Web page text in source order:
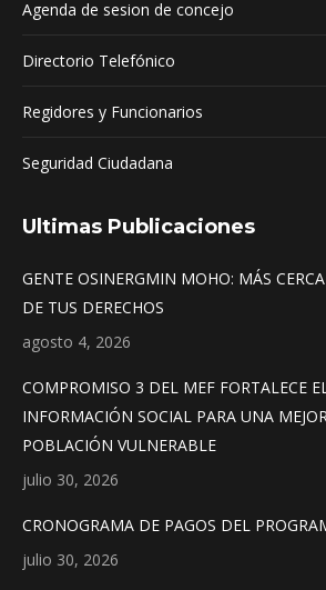
Agenda de sesion de concejo
Directorio Telefónico
Regidores y Funcionarios
Seguridad Ciudadana
Ultimas Publicaciones
GENTE OSINERGMIN MOHO: MÁS
DE TUS DERECHOS
agosto 4, 2026
COMPROMISO 3 DEL MEF FORTALECE
INFORMACIÓN SOCIAL PARA UNA
POBLACIÓN VULNERABLE
julio 30, 2026
CRONOGRAMA DE PAGOS DEL
julio 30, 2026